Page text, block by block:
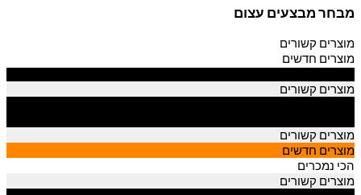
מבחר מבצעים עצום
מוצרים קשורים
מוצרים חדשים
מוצרים קשורים
מוצרים קשורים
מוצרים חדשים
הכי נמכרים
מוצרים קשורים